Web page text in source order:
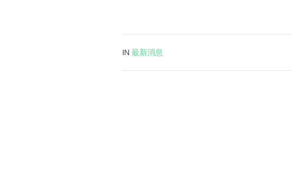
IN 最新消息